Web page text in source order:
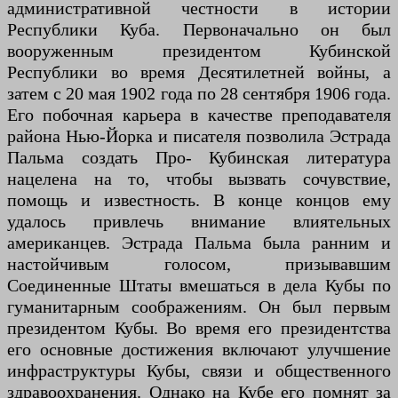
административной честности в истории
Республики Куба. Первоначально он был
вооруженным президентом Кубинской
Республики во время Десятилетней войны, а
затем с 20 мая 1902 года по 28 сентября 1906 года.
Его побочная карьера в качестве преподавателя
района Нью-Йорка и писателя позволила Эстрада
Пальма создать Про- Кубинская литература
нацелена на то, чтобы вызвать сочувствие,
помощь и известность. В конце концов ему
удалось привлечь внимание влиятельных
американцев. Эстрада Пальма была ранним и
настойчивым голосом, призывавшим
Соединенные Штаты вмешаться в дела Кубы по
гуманитарным соображениям. Он был первым
президентом Кубы. Во время его президентства
его основные достижения включают улучшение
инфраструктуры Кубы, связи и общественного
здравоохранения. Однако на Кубе его помнят за